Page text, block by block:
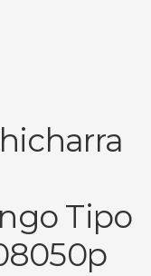
Tipo